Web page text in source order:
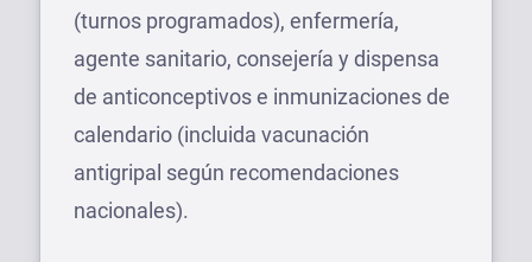
(turnos programados), enfermería,
agente sanitario, consejería y dispensa
de anticonceptivos e inmunizaciones de
calendario (incluida vacunación
antigripal según recomendaciones
nacionales).